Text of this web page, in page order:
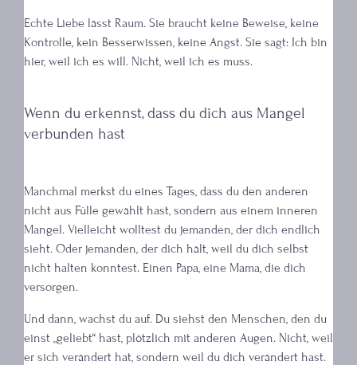
Echte Liebe lässt Raum. Sie braucht keine Beweise, keine
Kontrolle, kein Besserwissen, keine Angst. Sie sagt: Ich bin
hier, weil ich es will. Nicht, weil ich es muss.
Wenn du erkennst, dass du dich aus Mangel
verbunden hast
Manchmal merkst du eines Tages, dass du den anderen
nicht aus Fülle gewählt hast, sondern aus einem inneren
Mangel. Vielleicht wolltest du jemanden, der dich endlich
sieht. Oder jemanden, der dich hält, weil du dich selbst
nicht halten konntest. Einen Papa, eine Mama, die dich
versorgen.
Und dann, wachst du auf. Du siehst den Menschen, den du
einst „geliebt“ hast, plötzlich mit anderen Augen. Nicht, weil
er sich verändert hat, sondern weil du dich verändert hast.